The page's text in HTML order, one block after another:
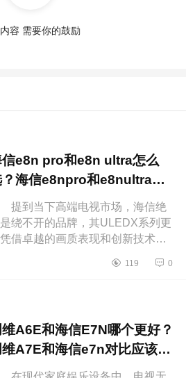
容 需要你的鼓励
信e8n pro和e8n ultra怎么
？海信e8npro和e8nultra区
到当下高端电视市场，海信绝
绕不开的品牌，其ULEDX系列更
借卓越的画质表现和创新技术赢
家介绍下海信e8npro和e8nultra怎
119 0
A6E和海信E7N哪个更好？
A7E和海信e7n对比应该如